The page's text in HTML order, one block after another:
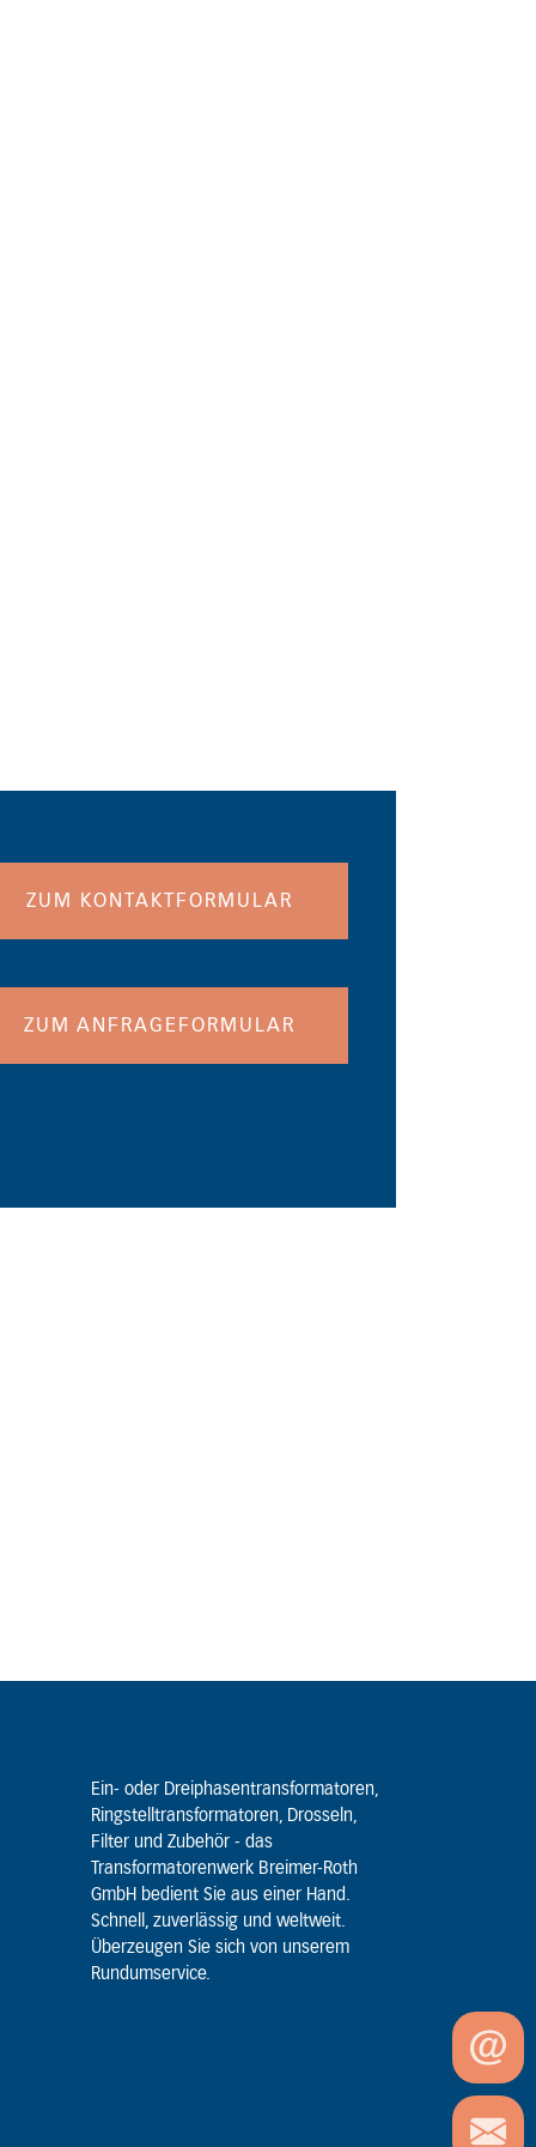
ZUM KONTAKTFORMULAR
ZUM ANFRAGEFORMULAR
Ein- oder Dreiphasentransformatoren,
Ringstelltransformatoren, Drosseln,
Filter und Zubehör - das
Transformatorenwerk Breimer-Roth
GmbH bedient Sie aus einer Hand.
Schnell, zuverlässig und weltweit.
Überzeugen Sie sich von unserem
Rundumservice.